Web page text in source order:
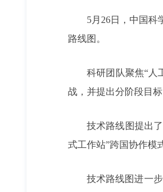
5月26日，中国科
路线图。
科研团队聚焦“人
战，并提出分阶段目标
技术路线图提出
式工作站”跨国协作模
技术路线图进一